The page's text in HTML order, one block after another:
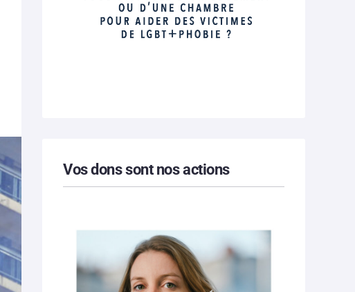
Vos dons sont nos actions